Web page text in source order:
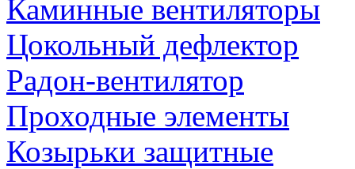
Каминные вентиляторы
Цокольный дефлектор
Радон-вентилятор
Проходные элементы
Козырьки защитные